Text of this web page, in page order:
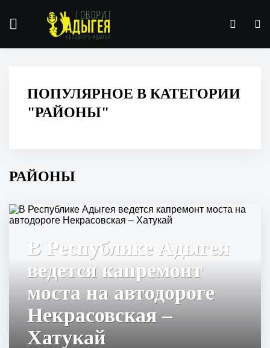
ПОПУЛЯРНОЕ В КАТЕГОРИИ
"РАЙОНЫ"
РАЙОНЫ
В Республике Адыгея
ведется капремонт
моста на автодороге
Некрасовская –
Хатукай